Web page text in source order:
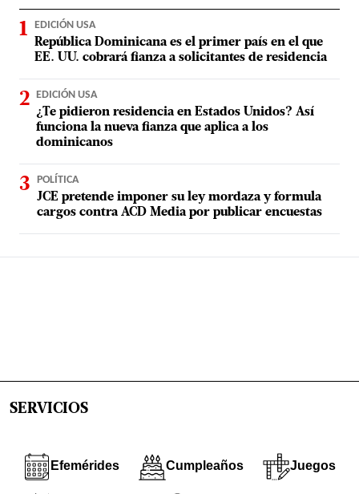
EDICIÓN USA
República Dominicana es el primer país en el que
EE. UU. cobrará fianza a solicitantes de residencia
EDICIÓN USA
¿Te pidieron residencia en Estados Unidos? Así
funciona la nueva fianza que aplica a los
dominicanos
POLÍTICA
JCE pretende imponer su ley mordaza y formula
cargos contra ACD Media por publicar encuestas
SERVICIOS
Efemérides Cumpleaños Juegos